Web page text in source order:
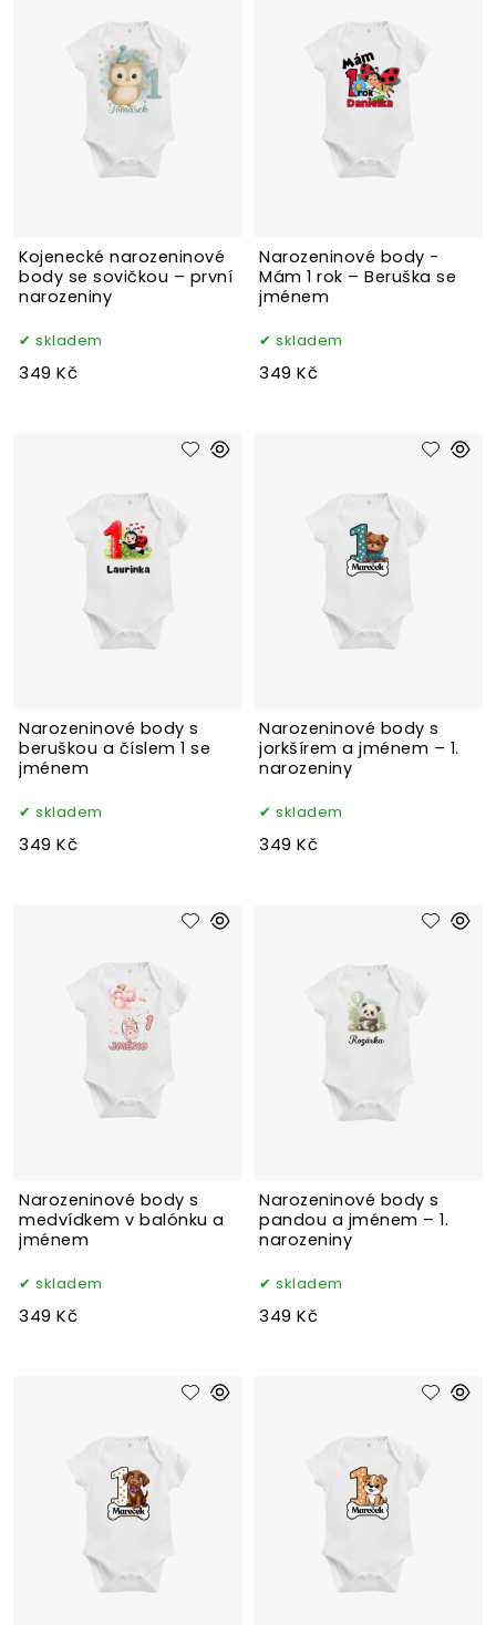
Kojenecké narozeninové
body se sovičkou – první
narozeniny
skladem
349 Kč
Narozeninové body -
Mám 1 rok – Beruška se
jménem
skladem
349 Kč
Narozeninové body s
beruškou a číslem 1 se
jménem
skladem
349 Kč
Narozeninové body s
jorkšírem a jménem – 1.
narozeniny
skladem
349 Kč
Narozeninové body s
medvídkem v balónku a
jménem
skladem
349 Kč
Narozeninové body s
pandou a jménem – 1.
narozeniny
skladem
349 Kč